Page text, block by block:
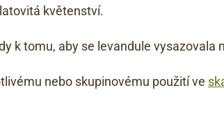
květenství.
k tomu, aby se levandule vysazovala
nebo skupinovému použití ve